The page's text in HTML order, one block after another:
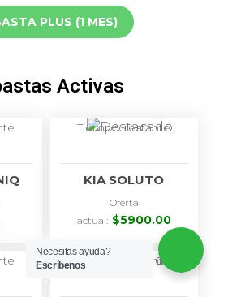
PLUS (1 MES)
Activas
Tiempo restante
KIA SOLUTO
Oferta
actual: $5900.00
Tiempo restante
Necesitas ayuda?
Escríbenos